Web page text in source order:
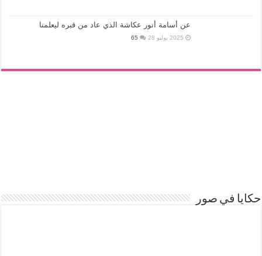
عن أسامة أنور عكاشة الذي عاد من قبره ليعلمنا
2025 يوليو 28 65
حكايا في صور